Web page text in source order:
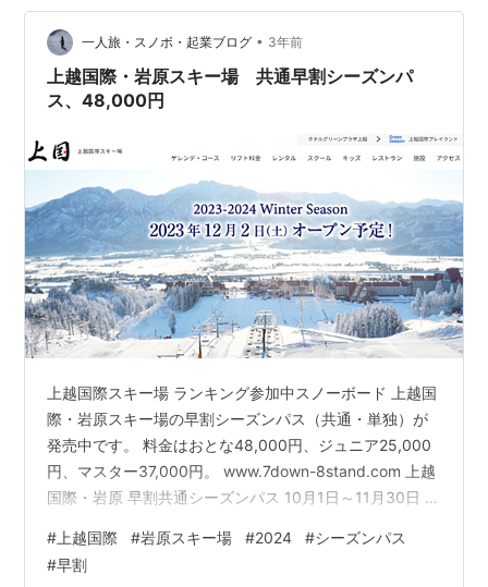
で、越後湯沢駅のエスカレーターに近い車両というのも
調べていた。これまで始発で東京駅に向かうということ
はこのシーズンによくあったのだけれど、乗り換えの最
適化を考えたのはこのときが初めて。これまで考え…
一人旅・スノボ・起業ブログ • 3年前
上越国際・岩原スキー場 共通早割シーズンパ
ス、48,000円
上越国際スキー場 ランキング参加中スノーボード 上越国
際・岩原スキー場の早割シーズンパス（共通・単独）が
発売中です。 料金はおとな48,000円、ジュニア25,000
円、マスター37,000円。 www.7down-8stand.com 上越
国際・岩原 早割共通シーズンパス 10月1日～11月30日 大
人：中学生～59歳 ジュニア：3歳～小学生 マスター：60
歳以上 上越国際・岩原 共通シーズンパス 12月1日～ 大人
#上越国際 #岩原スキー場 #2024 #シーズンパス
#早割